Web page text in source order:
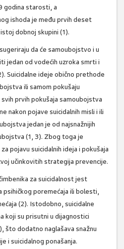
godina starosti, a
ishoda je među prvih deset
dobnoj skupini (1).
da će samoubojstvo i u
jedan od vodećih uzroka smrti i
Suicidalne ideje obično prethode
ili samom pokušaju
prvih pokušaja samoubojstva
nakon pojave suicidalnih misli i ili
jedan je od najsnažnijih
(1, 3). Zbog toga je
pojavu suicidalnih ideja i pokušaja
učinkovitih strategija prevencije.
za suicidalnost jest
poremećaja ili bolesti,
(2). Istodobno, suicidalne
koji su prisutni u dijagnostici
što dodatno naglašava snažnu
i suicidalnog ponašanja.